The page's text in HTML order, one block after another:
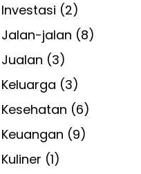
Investasi (2)
Jalan-jalan (8)
Jualan (3)
Keluarga (3)
Kesehatan (6)
Keuangan (9)
Kuliner (1)